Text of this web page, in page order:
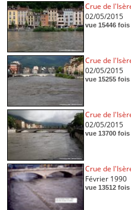
Crue de
02/05/2015
vue 15446 fois
Crue de
02/05/2015
vue 15255 fois
Crue de
02/05/2015
vue 13700 fois
Crue de
Février 1990
vue 13512 fois